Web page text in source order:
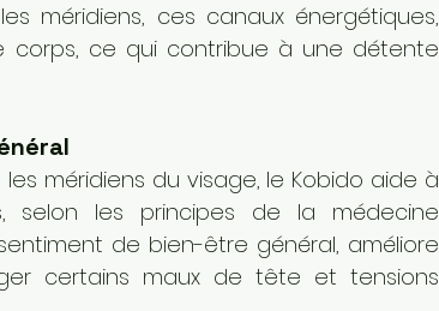
méridiens, ces canaux énergétiques,
corps, ce qui contribue à une détente
méridiens du visage, le Kobido aide à
selon les principes de la médecine
de bien-être général, améliore
certains maux de tête et tensions